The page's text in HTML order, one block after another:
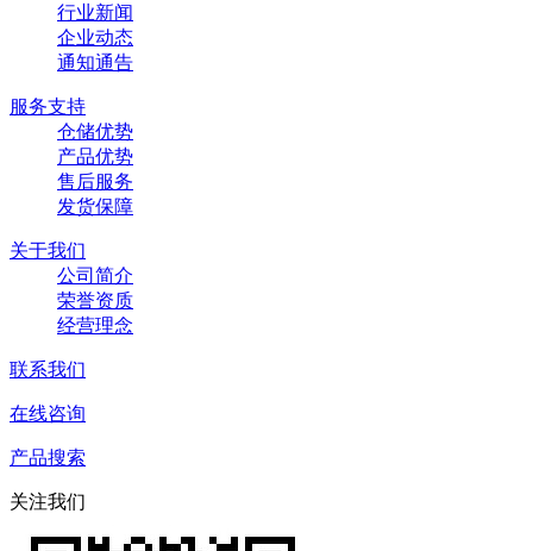
行业新闻
企业动态
通知通告
服务支持
仓储优势
产品优势
售后服务
发货保障
关于我们
公司简介
荣誉资质
经营理念
联系我们
在线咨询
产品搜索
关注我们